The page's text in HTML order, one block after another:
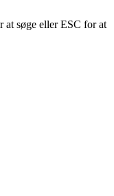
at søge eller ESC for at